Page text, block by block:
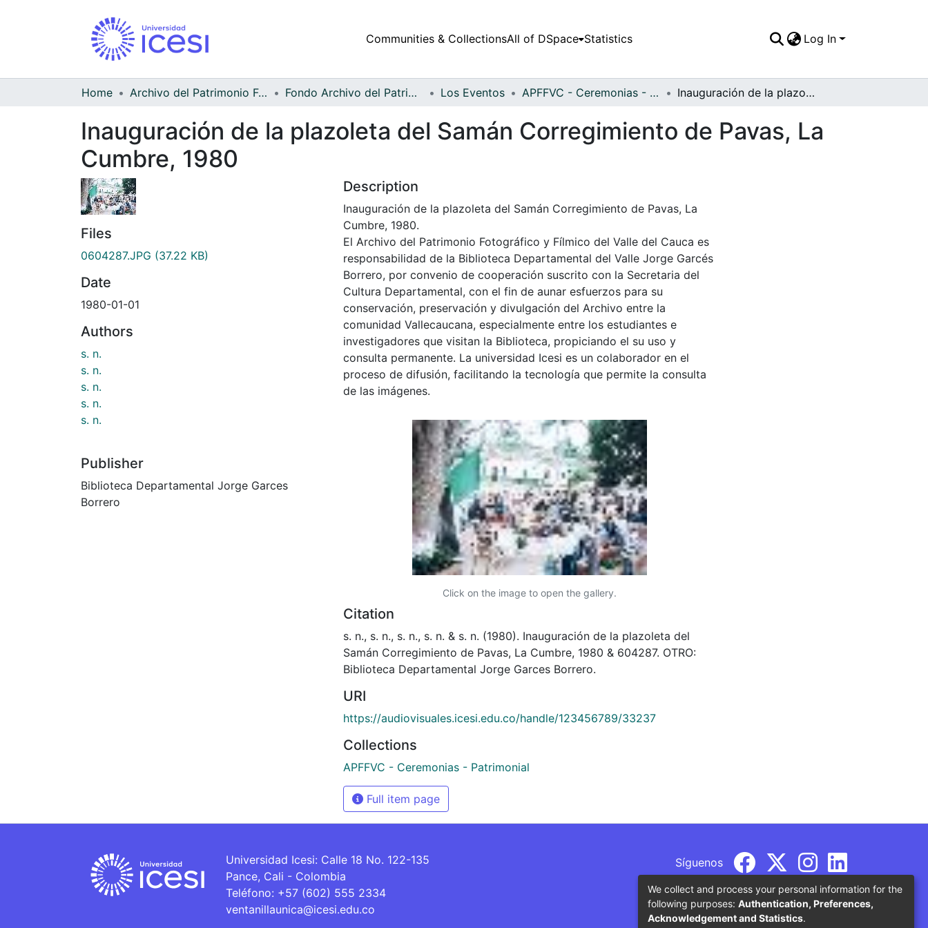
Communities & CollectionsAll of DSpace Statistics Log In
Home Archivo del Patrimonio Fotográfico y Fílmico del Valle del Cauca Fondo Archivo del Patrimonio Fotográfico y Fílmico del Valle del Cauca Los Eventos APFFVC - Ceremonias - Patrimonial Inauguración de la plazoleta del Samán Corregimiento de Pavas, La Cumbre, 1980
Inauguración de la plazoleta del Samán Corregimiento de Pavas, La
Cumbre, 1980
Files
0604287.JPG (37.22 KB)
Date
1980-01-01
Authors
s. n.
s. n.
s. n.
s. n.
s. n.
Publisher
Biblioteca Departamental Jorge Garces
Borrero
Description
Inauguración de la plazoleta del Samán Corregimiento de Pavas, La
Cumbre, 1980.
El Archivo del Patrimonio Fotográfico y Fílmico del Valle del Cauca es
responsabilidad de la Biblioteca Departamental del Valle Jorge Garcés
Borrero, por convenio de cooperación suscrito con la Secretaria del
Cultura Departamental, con el fin de aunar esfuerzos para su
conservación, preservación y divulgación del Archivo entre la
comunidad Vallecaucana, especialmente entre los estudiantes e
investigadores que visitan la Biblioteca, propiciando el su uso y
consulta permanente. La universidad Icesi es un colaborador en el
proceso de difusión, facilitando la tecnología que permite la consulta
de las imágenes.
Click on the image to open the gallery.
Citation
s. n., s. n., s. n., s. n. & s. n. (1980). Inauguración de la plazoleta del
Samán Corregimiento de Pavas, La Cumbre, 1980 & 604287. OTRO:
Biblioteca Departamental Jorge Garces Borrero.
URI
https://audiovisuales.icesi.edu.co/handle/123456789/33237
Collections
APFFVC - Ceremonias - Patrimonial
Full item page
Universidad Icesi: Calle 18 No. 122-135
Pance, Cali - Colombia
Teléfono: +57 (602) 555 2334
ventanillaunica@icesi.edu.co
Síguenos
We collect and process your personal information for the
following purposes: Authentication, Preferences,
Acknowledgement and Statistics.